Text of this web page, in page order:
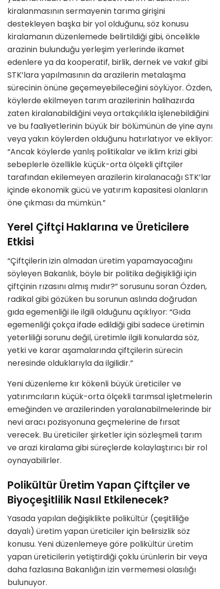
kiralanmasının sermayenin tarıma girişini
destekleyen başka bir yol olduğunu, söz konusu
kiralamanın düzenlemede belirtildiği gibi, öncelikle
arazinin bulunduğu yerleşim yerlerinde ikamet
edenlere ya da kooperatif, birlik, dernek ve vakıf gibi
STK’lara yapılmasının da arazilerin metalaşma
sürecinin önüne geçemeyebileceğini söylüyor. Özden,
köylerde ekilmeyen tarım arazilerinin halihazırda
zaten kiralanabildiğini veya ortakçılıkla işlenebildiğini
ve bu faaliyetlerinin büyük bir bölümünün de yine aynı
veya yakın köylerden olduğunu hatırlatıyor ve ekliyor:
“Ancak köylerde yanlış politikalar ve iklim krizi gibi
sebeplerle özellikle küçük-orta ölçekli çiftçiler
tarafından ekilemeyen arazilerin kiralanacağı STK’lar
içinde ekonomik gücü ve yatırım kapasitesi olanların
öne çıkması da mümkün.”
Yerel Çiftçi Haklarına ve Üreticilere
Etkisi
“Çiftçilerin izin almadan üretim yapamayacağını
söyleyen Bakanlık, böyle bir politika değişikliği için
çiftçinin rızasını almış mıdır?” sorusunu soran Özden,
radikal gibi gözüken bu sorunun aslında doğrudan
gıda egemenliği ile ilgili olduğunu açıklıyor: “Gıda
egemenliği çokça ifade edildiği gibi sadece üretimin
yeterliliği sorunu değil, üretimle ilgili konularda söz,
yetki ve karar aşamalarında çiftçilerin sürecin
neresinde olduklarıyla da ilgilidir.”
Yeni düzenleme kır kökenli büyük üreticiler ve
yatırımcıların küçük-orta ölçekli tarımsal işletmelerin
emeğinden ve arazilerinden yaralanabilmelerinde bir
nevi aracı pozisyonuna geçmelerine de fırsat
verecek. Bu üreticiler şirketler için sözleşmeli tarım
ve arazi kiralama gibi süreçlerde kolaylaştırıcı bir rol
oynayabilirler.
Polikültür Üretim Yapan Çiftçiler ve
Biyoçeşitlilik Nasıl Etkilenecek?
Yasada yapılan değişiklikte polikültür (çeşitliliğe
dayalı) üretim yapan üreticiler için belirsizlik söz
konusu. Yeni düzenlemeye göre polikültür üretim
yapan üreticilerin yetiştirdiği çoklu ürünlerin bir veya
daha fazlasına Bakanlığın izin vermemesi olasılığı
bulunuyor.